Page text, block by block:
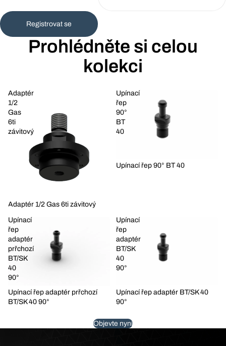
Registrovat se
Prohlédněte si celou
kolekci
Adaptér
1/2
Gas
6ti
závitový
Adaptér 1/2 Gas 6ti závitový
Upínací
řep
90°
BT
40
Upínací řep 90° BT 40
Upínací
řep
adaptér
prřchozí
BT/SK
40
90°
Upínací řep adaptér prřchozí
BT/SK 40 90°
Upínací
řep
adaptér
BT/SK
40
90°
Upínací řep adaptér BT/SK 40
90°
Objevte nyní